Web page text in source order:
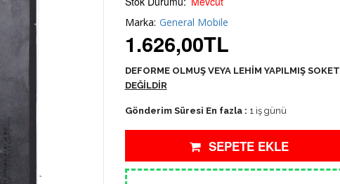
Marka: General Mobile
1.626,00TL
DEFORME OLMUŞ VEYA LEHİM YAPILMIŞ
DEĞİLDİR
Gönderim Süresi En fazla : 1 iş günü
SEPETE EKLE